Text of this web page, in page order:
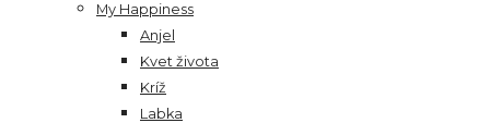
My Happiness
Anjel
Kvet života
Kríž
Labka